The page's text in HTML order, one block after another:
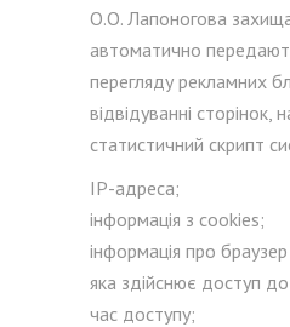
О.О. Лапоногова
автоматично
перегляду рекламних
відвідуванні сторінок,
статистичний скрипт
IP-адреса;
інформація з cookies;
інформація про
яка здійснює доступ
час доступу;